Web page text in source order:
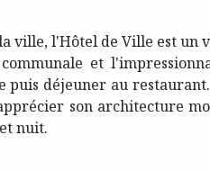
ville, l'Hôtel de Ville est un
et
puis déjeuner au
son architecture
nuit.